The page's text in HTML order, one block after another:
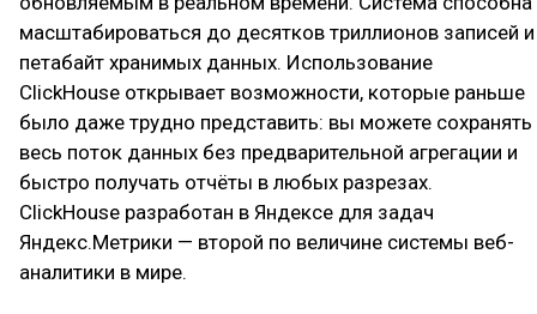
масштабироваться до десятков триллионов записей и
петабайт хранимых данных. Использование
ClickHouse открывает возможности, которые раньше
было даже трудно представить: вы можете сохранять
весь поток данных без предварительной агрегации и
быстро получать отчёты в любых разрезах.
ClickHouse разработан в Яндексе для задач
Яндекс.Метрики — второй по величине системы веб-
аналитики в мире.